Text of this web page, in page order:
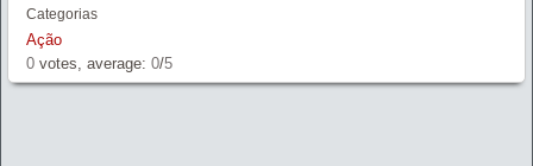
Categorias
Ação
0 votes, average: 0/5